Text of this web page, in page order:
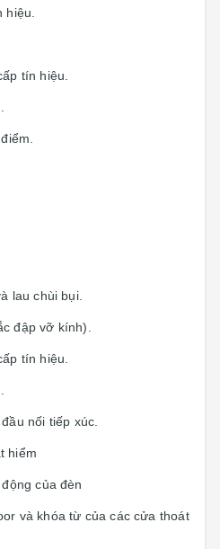
tín hiệu.
lau chùi bụi.
đập vỡ kính).
tín hiệu.
nối tiếp xúc.
hiểm
của đèn
và khóa từ của các cửa thoát